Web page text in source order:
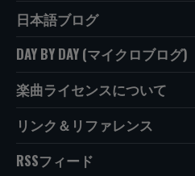
日本語ブログ
DAY BY DAY (マイクロブログ)
楽曲ライセンスについて
リンク＆リファレンス
RSSフィード